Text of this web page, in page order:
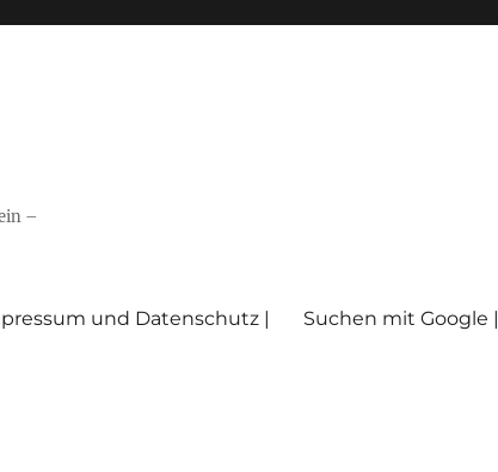
–
und Datenschutz | Suchen mit Google |